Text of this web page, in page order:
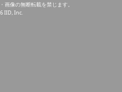
画像の無断転載を禁じます。
IID, Inc.